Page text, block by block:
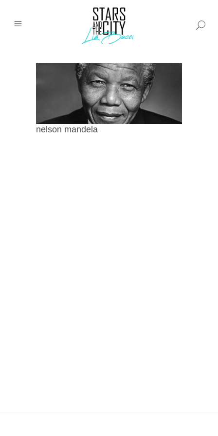
nelson mandela